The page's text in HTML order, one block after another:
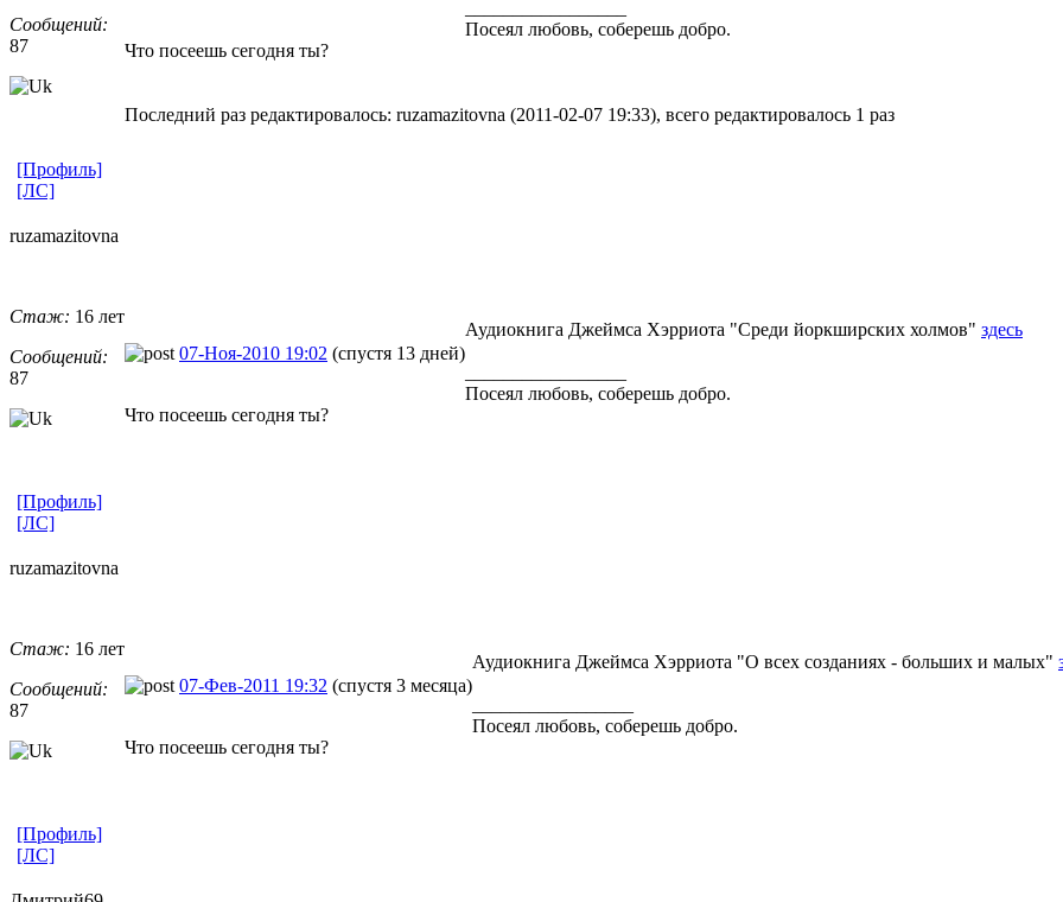
Сообщений:
87
Посеял любовь, соберешь добро.
Что посеешь сегодня ты?
Последний раз редактировалось: ruzamazitovna (2011-02-07 19:33), всего редактировалось 1 раз
[Профиль]
[ЛС]
ruzamazitovn​a
Стаж: 16 лет
Сообщений:
87
07-Ноя-2010 19:02 (спустя 13 дней)
Аудиокнига Джеймса Хэрриота "Среди йоркширских холмов" здесь
Посеял любовь, соберешь добро.
Что посеешь сегодня ты?
[Профиль]
[ЛС]
ruzamazitovn​a
Стаж: 16 лет
Сообщений:
87
07-Фев-2011 19:32 (спустя 3 месяца)
Аудиокнига Джеймса Хэрриота "О всех созданиях - больших и малых"
Посеял любовь, соберешь добро.
Что посеешь сегодня ты?
[Профиль]
[ЛС]